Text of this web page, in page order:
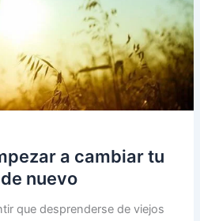
a cambiar tu
nuevo
que desprenderse de viejos